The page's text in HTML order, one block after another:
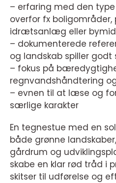
– erfaring med den
overfor fx boligområder,
idrætsanlæg eller
– dokumenterede
og landskab spiller godt
– fokus på
regnvandshåndtering
– evnen til at læse og
særlige karakter
En tegnestue med en
både grønne
gårdrum og
skabe en klar rød tråd i
skitser til udførelse og